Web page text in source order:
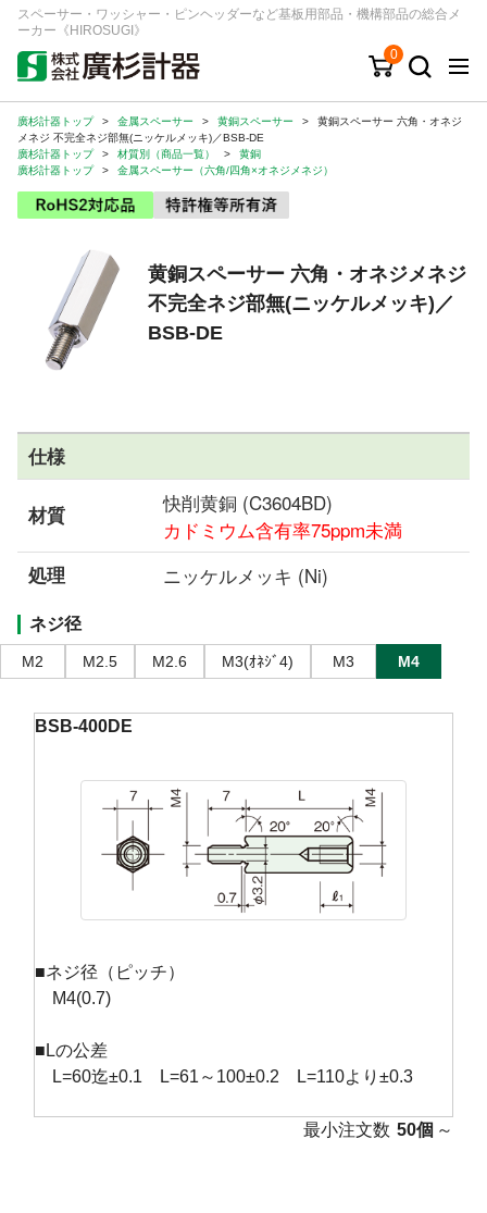
スペーサー・ワッシャー・ピンヘッダーなど基板用部品・機構部品の総合メ
ーカー《HIROSUGI》
0
キーワード 品番/シリーズ
商品カテゴリから探す
ジャンルから探す
シリーズから探す
ログイン
注文・見積りについて
お問い合わせ窓口
会社情報
廣杉計器トップ > 金属スペーサー > 黄銅スペーサー >
黄銅スペーサー 六角・オネジ
メネジ 不完全ネジ部無(ニッケルメッキ)／BSB-DE
廣杉計器トップ
> 材質別（商品一覧） >
黄銅
廣杉計器トップ
> 金属スペーサー（六角/四角×オネジメネジ）
黄銅スペーサー 六角・オネジメネジ
不完全ネジ部無(ニッケルメッキ)／
BSB-DE
仕様
材質
快削黄銅 (C3604BD)
カドミウム含有率75ppm未満
処理 ニッケルメッキ (Ni)
ネジ径
M2 M2.5 M2.6 M3(ｵﾈｼﾞ4) M3 M4
BSB-400DE
■ネジ径（ピッチ）
M4(0.7)
■Lの公差
L=60迄±0.1 L=61～100±0.2 L=110より±0.3
最小注文数 50個 ～